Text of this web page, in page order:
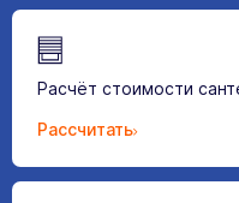
Расчёт стоимости
Рассчитать